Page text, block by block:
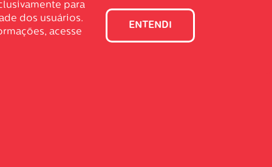
para
dos usuários.
acesse
ENTENDI